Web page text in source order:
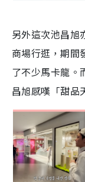
另外這次池昌旭
商場行逛，期間
了不少馬卡龍。
昌旭感嘆「甜品